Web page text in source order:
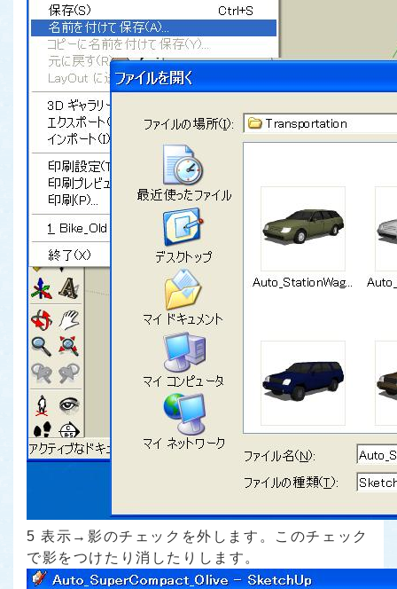
5 表示→影のチェックを外します。このチェック
で影をつけたり消したりします。